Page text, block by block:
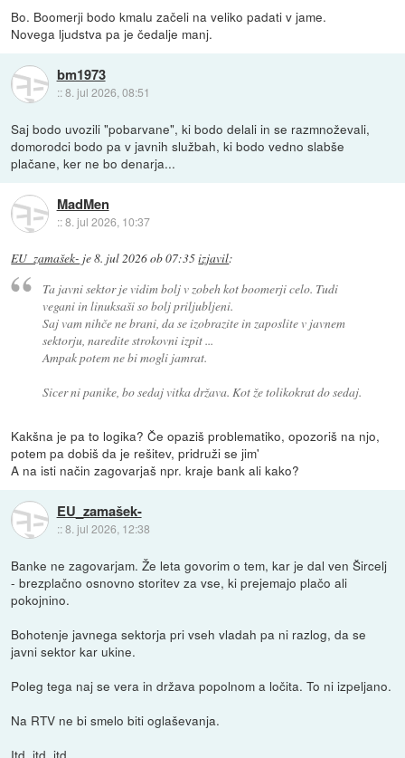
Bo. Boomerji bodo kmalu začeli na veliko padati v jame.
Novega ljudstva pa je čedalje manj.
bm1973
::8. jul 2026, 08:51
Saj bodo uvozili "pobarvane", ki bodo delali in se razmnoževali,
domorodci bodo pa v javnih službah, ki bodo vedno slabše
plačane, ker ne bo denarja...
MadMen
::8. jul 2026, 10:37
EU_zamašek- je8. jul 2026 ob 07:35izjavil:
Ta javni sektor je vidim bolj v zobeh kot boomerji celo. Tudi
vegani in linuksaši so bolj priljubljeni.
Saj vam nihče ne brani, da se izobrazite in zaposlite v javnem
sektorju, naredite strokovni izpit ...
Ampak potem ne bi mogli jamrat.
Sicer ni panike, bo sedaj vitka država. Kot že tolikokrat do sedaj.
Kakšna je pa to logika? Če opaziš problematiko, opozoriš na njo,
potem pa dobiš da je rešitev, pridruži se jim'
A na isti način zagovarjaš npr. kraje bank ali kako?
EU_zamašek-
::8. jul 2026, 12:38
Banke ne zagovarjam. Že leta govorim o tem, kar je dal ven Šircelj
- brezplačno osnovno storitev za vse, ki prejemajo plačo ali
pokojnino.
Bohotenje javnega sektorja pri vseh vladah pa ni razlog, da se
javni sektor kar ukine.
Poleg tega naj se vera in država popolnom a ločita. To ni izpeljano.
Na RTV ne bi smelo biti oglaševanja.
Itd, itd, itd ...